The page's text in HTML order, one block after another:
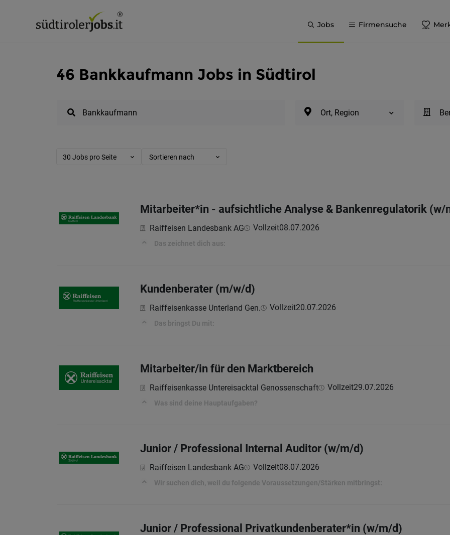
Jobs Firmensuche
46 Bankkaufmann Jobs in Südtirol
Ort, Region
30 Jobs pro Seite Sortieren nach
Mitarbeiter*in - aufsichtliche Analyse & Bankenregulatorik (w/
Raiffeisen Landesbank AG Vollzeit08.07.2026
Das zeichnet dich aus:
Kundenberater (m/w/d)
Raiffeisenkasse Unterland Gen. Vollzeit20.07.2026
Das bringst Du mit:
Mitarbeiter/in für den Marktbereich
Raiffeisenkasse Untereisacktal Genossenschaft Vollzeit29.07.2026
Was sind deine Hauptaufgaben?
Junior / Professional Internal Auditor (w/m/d)
Raiffeisen Landesbank AG Vollzeit08.07.2026
Wir suchen dich, weil du folgende Voraussetzungen/Stärken mitbringst:
Junior / Professional Privatkundenberater*in (w/m/d)